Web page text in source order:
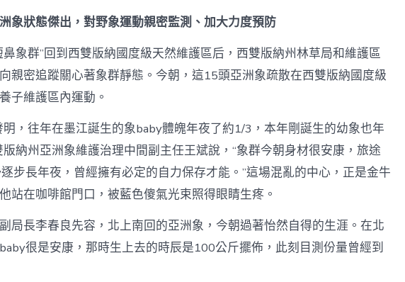
象狀態傑出，對野象運動親密監測、加大力度預防
鼻象群”回到西雙版納國度級天然維護區后，西雙版納州林草局和維護區
親密追蹤關心著象群靜態。今朝，這15頭亞洲象疏散在西雙版納國度級
子維護區內運動。
明，往年在墨江誕生的象baby體魄年夜了約1/3，本年剛誕生的幼象也年
版納州亞洲象維護治理中間副主任王斌說，“象群今朝身材很安康，旅途
步長年夜，曾經擁有必定的自力保存才能。”這場混亂的中心，正是金牛
站在咖啡館門口，被藍色傻氣光束照得眼睛生疼。
局長李春良先容，北上南回的亞洲象，今朝過著怡然自得的生涯。在北
很是安康，那時生上去的時辰是100公斤擺佈，此刻目測份量曾經到